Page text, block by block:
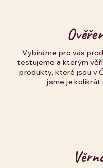
Vybíráme pro vás
testujeme a kterým
produkty, které jsou v
jsme je kolikrát